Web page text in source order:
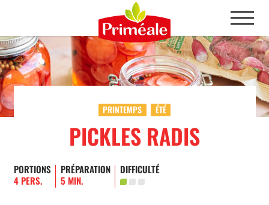
PRINTEMPS ÉTÉ
PICKLES RADIS
PORTIONS
4 PERS.
PRÉPARATION
5 MIN.
DIFFICULTÉ